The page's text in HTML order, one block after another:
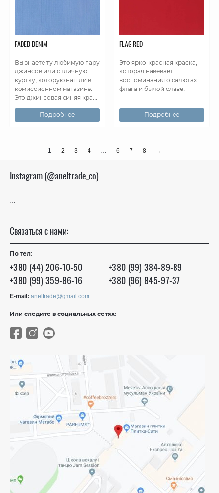
FADED DENIM
Вы знаете ту любимую пару
джинсов или отличную
куртку, которую нашли в
комиссионном магазине.
Это джинсовая синяя кра...
Подробнее
FLAG RED
Это ярко-красная краска,
которая навевает
воспоминания о салютах
флага и былой славе.
Подробнее
1 2 3 4 … 6 7 8 →
Instagram (@aneltrade_co)
…
Связаться с нами:
По тел:
+380 (44) 206-10-50
+380 (99) 384-89-89
+380 (99) 359-86-16
+380 (96) 845-97-37
E-mail: aneltrade@gmail.com
Или следите в социальных сетях: